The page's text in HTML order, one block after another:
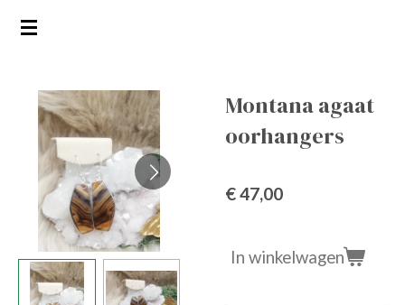
Ga
hoofdinhoud
Montana agaat
oorhangers
€ 47,00
In winkelwagen